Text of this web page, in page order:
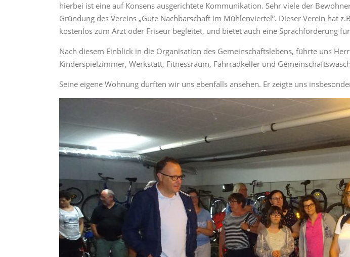
hierbei ist eine auf Konsens ausgerichtete Kommunikation. Sehr viele der
Gründung des Vereins „Gute Nachbarschaft im Mühlenviertel“. Dieser Verein hat
kostenlos zum Arzt oder Friseur begleitet, und bietet auch eine Sprachförderung
Nach diesem Einblick in die Organisation des Gemeinschaftslebens, führte uns
Kinderspielzimmer, Werkstatt, Fitnessraum, Fahrradkeller und
Seine eigene Wohnung durften wir uns ebenfalls ansehen. Er zeigte uns